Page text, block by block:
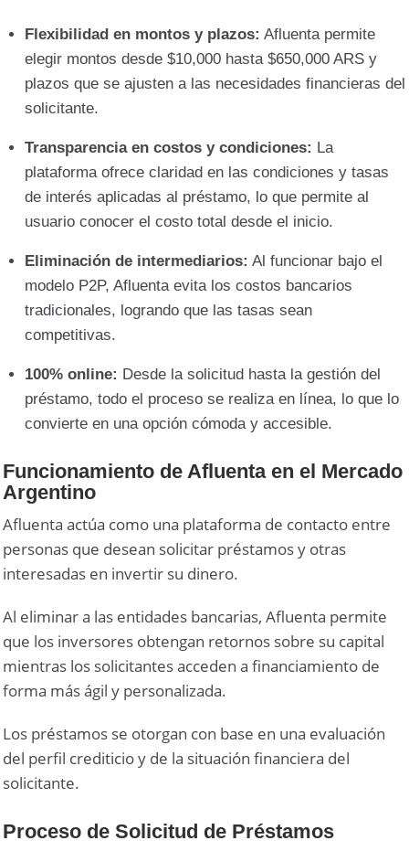
Flexibilidad en montos y plazos: Afluenta permite
elegir montos desde $10,000 hasta $650,000 ARS y
plazos que se ajusten a las necesidades financieras del
solicitante.
Transparencia en costos y condiciones: La
plataforma ofrece claridad en las condiciones y tasas
de interés aplicadas al préstamo, lo que permite al
usuario conocer el costo total desde el inicio.
Eliminación de intermediarios: Al funcionar bajo el
modelo P2P, Afluenta evita los costos bancarios
tradicionales, logrando que las tasas sean
competitivas.
100% online: Desde la solicitud hasta la gestión del
préstamo, todo el proceso se realiza en línea, lo que lo
convierte en una opción cómoda y accesible.
Funcionamiento de Afluenta en el Mercado
Argentino
Afluenta actúa como una plataforma de contacto entre
personas que desean solicitar préstamos y otras
interesadas en invertir su dinero.
Al eliminar a las entidades bancarias, Afluenta permite
que los inversores obtengan retornos sobre su capital
mientras los solicitantes acceden a financiamiento de
forma más ágil y personalizada.
Los préstamos se otorgan con base en una evaluación
del perfil crediticio y de la situación financiera del
solicitante.
Proceso de Solicitud de Préstamos